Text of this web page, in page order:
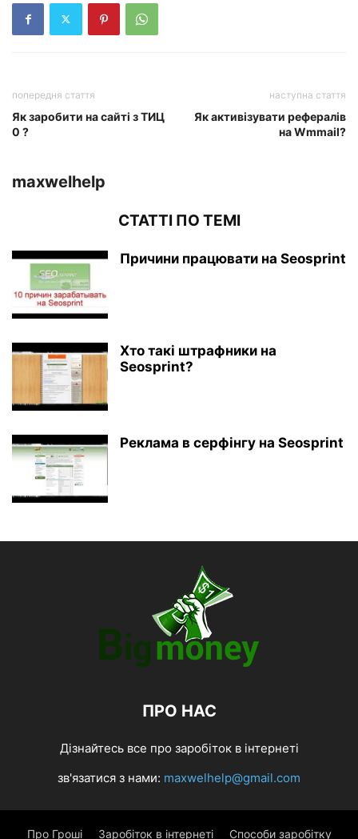
попередня стаття
Як заробити на сайті з ТИЦ
0 ?
наступна стаття
Як активізувати рефералів
на Wmmail?
maxwelhelp
СТАТТІ ПО ТЕМІ
Причини працювати на Seosprint
Хто такі штрафники на
Seosprint?
Реклама в серфінгу на Seosprint
ПРО НАС
Дізнайтесь все про заробіток в інтернеті
зв'язатися з нами: maxwelhelp@gmail.com
Про Гроші Заробіток в інтернеті Способи заробітку